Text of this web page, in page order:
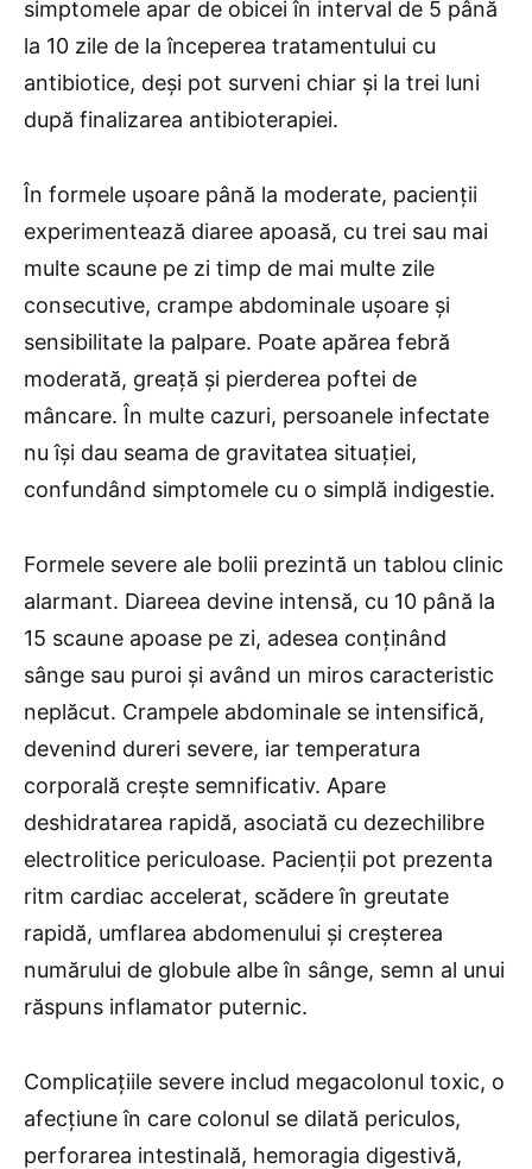
simptomele apar de obicei în interval de 5 până
la 10 zile de la începerea tratamentului cu
antibiotice, deși pot surveni chiar și la trei luni
după finalizarea antibioterapiei.
În formele ușoare până la moderate, pacienții
experimentează diaree apoasă, cu trei sau mai
multe scaune pe zi timp de mai multe zile
consecutive, crampe abdominale ușoare și
sensibilitate la palpare. Poate apărea febră
moderată, greață și pierderea poftei de
mâncare. În multe cazuri, persoanele infectate
nu își dau seama de gravitatea situației,
confundând simptomele cu o simplă indigestie.
Formele severe ale bolii prezintă un tablou clinic
alarmant. Diareea devine intensă, cu 10 până la
15 scaune apoase pe zi, adesea conținând
sânge sau puroi și având un miros caracteristic
neplăcut. Crampele abdominale se intensifică,
devenind dureri severe, iar temperatura
corporală crește semnificativ. Apare
deshidratarea rapidă, asociată cu dezechilibre
electrolitice periculoase. Pacienții pot prezenta
ritm cardiac accelerat, scădere în greutate
rapidă, umflarea abdomenului și creșterea
numărului de globule albe în sânge, semn al unui
răspuns inflamator puternic.
Complicațiile severe includ megacolonul toxic, o
afecțiune în care colonul se dilată periculos,
perforarea intestinală, hemoragia digestivă,